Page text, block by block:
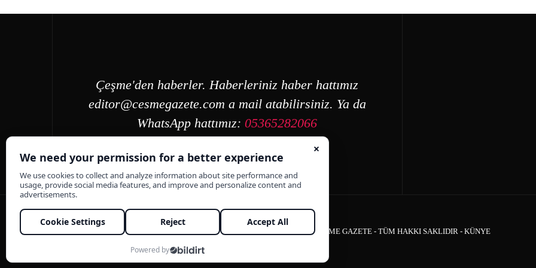
Çeşme'den haberler. Haberleriniz haber hattımız
editor@cesmegazete.com a mail atabilirsiniz. Ya da
WhatsApp hattımız:05365282066
ÇEŞME GAZETE - TÜM HAKKI SAKLIDIR - KÜNYE